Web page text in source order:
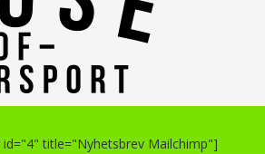
title="Nyhetsbrev Mailchimp"]